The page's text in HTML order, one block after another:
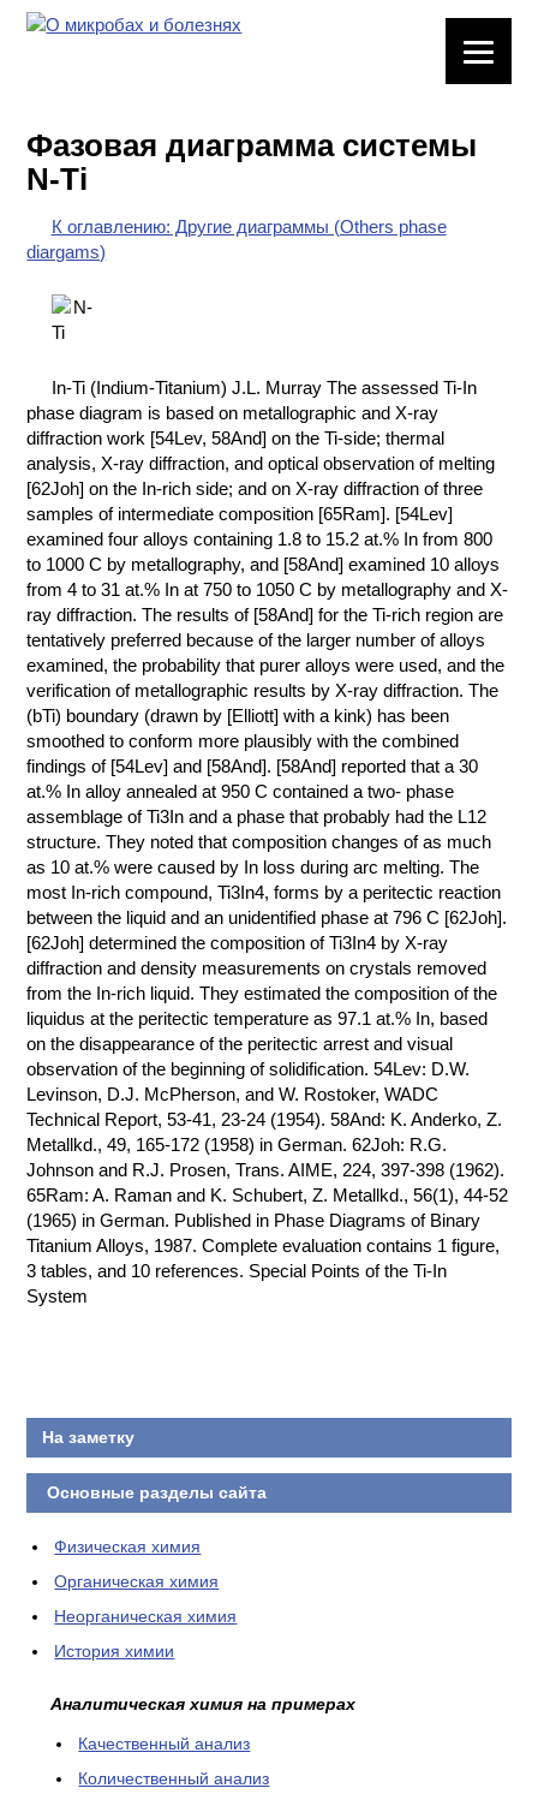
ХИМИЧЕСКАЯ
ВРЕДНЫЕ
ФАКТОРЫ
ХИМИЯ НА
ПРОИЗВОДСТВЕ
И ХИМИЧЕСКАЯ
ТЕХНОЛОГИЯ
КОНТАКТЫ
Фазовая диаграмма системы
N-Ti
К оглавлению: Другие диаграммы (Others phase
diargams)
In-Ti (Indium-Titanium) J.L. Murray The assessed Ti-In
phase diagram is based on metallographic and X-ray
diffraction work [54Lev, 58And] on the Ti-side; thermal
analysis, X-ray diffraction, and optical observation of melting
[62Joh] on the In-rich side; and on X-ray diffraction of three
samples of intermediate composition [65Ram]. [54Lev]
examined four alloys containing 1.8 to 15.2 at.% In from 800
to 1000 C by metallography, and [58And] examined 10 alloys
from 4 to 31 at.% In at 750 to 1050 C by metallography and X-
ray diffraction. The results of [58And] for the Ti-rich region are
tentatively preferred because of the larger number of alloys
examined, the probability that purer alloys were used, and the
verification of metallographic results by X-ray diffraction. The
(bTi) boundary (drawn by [Elliott] with a kink) has been
smoothed to conform more plausibly with the combined
findings of [54Lev] and [58And]. [58And] reported that a 30
at.% In alloy annealed at 950 C contained a two- phase
assemblage of Ti3In and a phase that probably had the L12
structure. They noted that composition changes of as much
as 10 at.% were caused by In loss during arc melting. The
most In-rich compound, Ti3In4, forms by a peritectic reaction
between the liquid and an unidentified phase at 796 C [62Joh].
[62Joh] determined the composition of Ti3In4 by X-ray
diffraction and density measurements on crystals removed
from the In-rich liquid. They estimated the composition of the
liquidus at the peritectic temperature as 97.1 at.% In, based
on the disappearance of the peritectic arrest and visual
observation of the beginning of solidification. 54Lev: D.W.
Levinson, D.J. McPherson, and W. Rostoker, WADC
Technical Report, 53-41, 23-24 (1954). 58And: K. Anderko, Z.
Metallkd., 49, 165-172 (1958) in German. 62Joh: R.G.
Johnson and R.J. Prosen, Trans. AIME, 224, 397-398 (1962).
65Ram: A. Raman and K. Schubert, Z. Metallkd., 56(1), 44-52
(1965) in German. Published in Phase Diagrams of Binary
Titanium Alloys, 1987. Complete evaluation contains 1 figure,
3 tables, and 10 references. Special Points of the Ti-In
System
На заметку
Основные разделы сайта
Физическая химия
Органическая химия
Неорганическая химия
История химии
Аналитическая химия на примерах
Качественный анализ
Количественный анализ